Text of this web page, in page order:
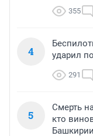
355
4
ударил
291
5
Смерть
кто
Башкирии